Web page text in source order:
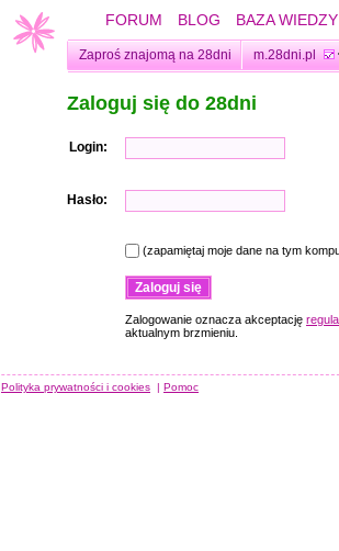
FORUM BLOG BAZA WIEDZY
Zaproś znajomą na 28dni m.28dni.pl
Zaloguj się do 28dni
Login:
Hasło:
(zapamiętaj moje dane na tym
Zalogowanie oznacza akceptację
aktualnym brzmieniu.
Polityka prywatności i cookies | Pomoc